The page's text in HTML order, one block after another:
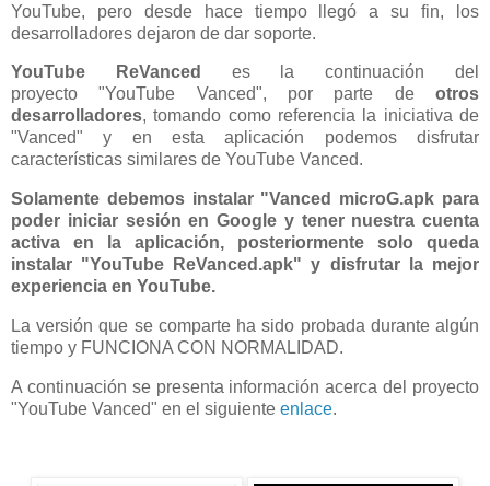
YouTube, pero desde hace tiempo llegó a su fin, los
desarrolladores dejaron de dar soporte.
YouTube ReVanced
es la continuación del
proyecto "YouTube Vanced", por parte de otros
desarrolladores, tomando como referencia la iniciativa de
"Vanced" y en esta aplicación podemos disfrutar
características similares de YouTube Vanced.
Solamente debemos instalar "Vanced microG.apk para
poder iniciar sesión en Google y tener nuestra cuenta
activa en la aplicación, posteriormente solo queda
instalar "YouTube ReVanced.apk" y disfrutar la mejor
experiencia en YouTube.
La versión que se comparte ha sido probada durante algún
tiempo y FUNCIONA CON NORMALIDAD.
A continuación se presenta información acerca del proyecto
"YouTube Vanced" en el siguiente enlace.